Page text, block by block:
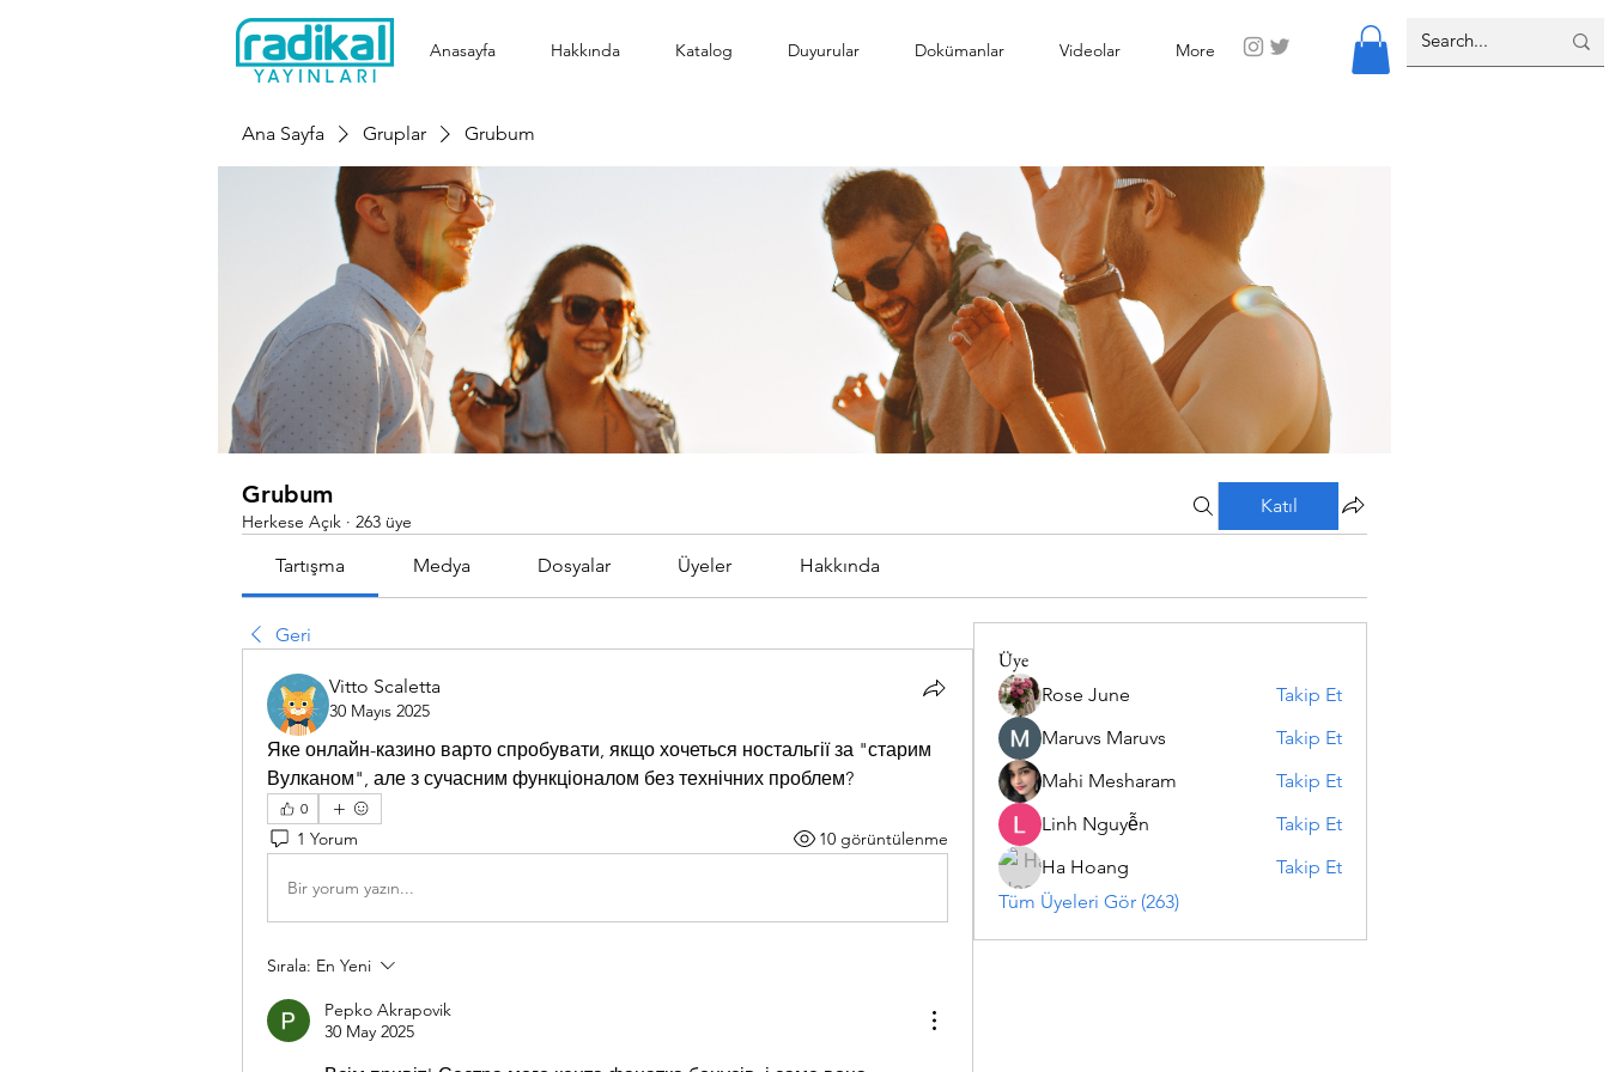
Anasayfa Hakkında Katalog Duyurular Dokümanlar Videolar More
Ana Sayfa Gruplar Grubum
Grubum
Herkese Açık · 263 üye
Katıl
Tartışma Medya Dosyalar Üyeler Hakkında
Geri
Vitto Scaletta
30 Mayıs 2025
Яке онлайн-казино варто спробувати, якщо хочеться ностальгії за "старим
Вулканом", але з сучасним функціоналом без технічних проблем?
0
1 Yorum 10 görüntülenme
Bir yorum yazın...
Sırala: En Yeni
Pepko Akrapovik
30 May 2025
Üye
Rose June
Takip Et
Maruvs Maruvs
Takip Et
Mahi Mesharam
Takip Et
Linh Nguyễn
Takip Et
Ha Hoang
Takip Et
Tüm Üyeleri Gör (263)